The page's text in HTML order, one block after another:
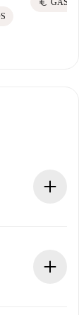
euro